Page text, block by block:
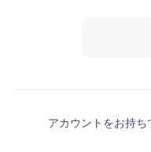
アカウントをお持ち